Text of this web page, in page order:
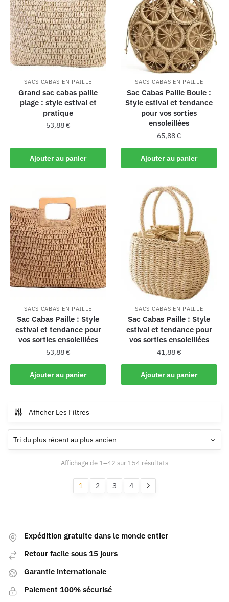
SACS CABAS EN PAILLE
Grand sac cabas paille
plage : style estival et
pratique
53,88€
Ajouter au panier
SACS CABAS EN PAILLE
Sac Cabas Paille Boule :
Style estival et tendance
pour vos sorties
ensoleillées
65,88€
Ajouter au panier
SACS CABAS EN PAILLE
Sac Cabas Paille : Style
estival et tendance pour
vos sorties ensoleillées
53,88€
Ajouter au panier
SACS CABAS EN PAILLE
Sac Cabas Paille : Style
estival et tendance pour
vos sorties ensoleillées
41,88€
Ajouter au panier
Afficher Les Filtres
Affichage de 1–42 sur 154 résultats
1 2 3 4
Expédition gratuite dans le monde entier
Retour facile sous 15 jours
Garantie internationale
Paiement 100% sécurisé